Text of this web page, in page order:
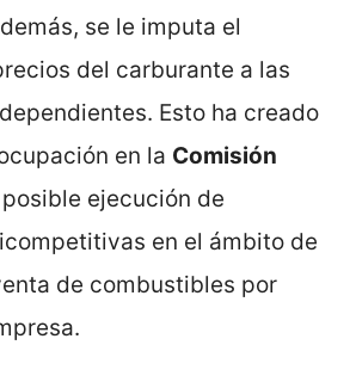
se le imputa el
del carburante a las
Esto ha creado
en la Comisión
ejecución de
en el ámbito de
de combustibles por